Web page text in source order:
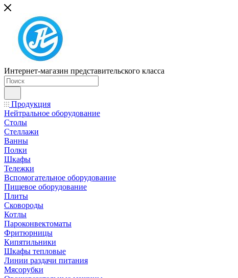
Интернет-магазин представительского класса
Продукция
Нейтральное оборудование
Столы
Стеллажи
Ванны
Полки
Шкафы
Тележки
Вспомогательное оборудование
Пищевое оборудование
Плиты
Сковороды
Котлы
Пароконвектоматы
Фритюрницы
Кипятильники
Шкафы тепловые
Линии раздачи питания
Мясорубки